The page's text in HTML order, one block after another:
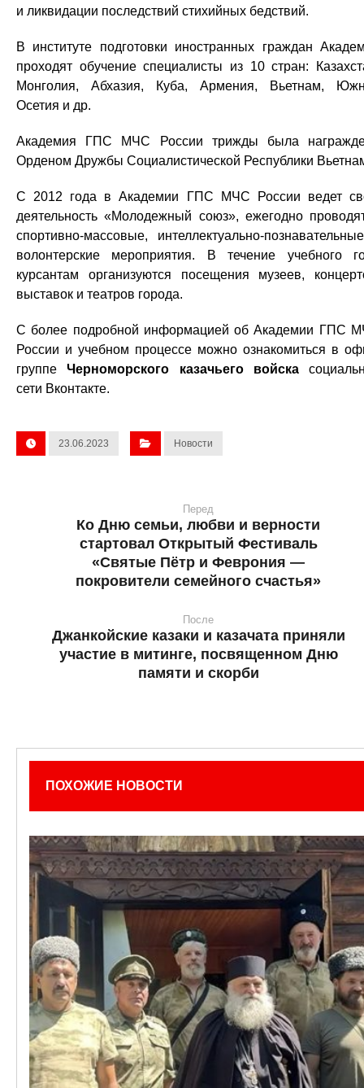
и ликвидации последствий стихийных бедствий.
В институте подготовки иностранных граждан
проходят обучение специалисты из 10 стран:
Монголия, Абхазия, Куба, Армения, Вьетнам,
Осетия и др.
Академия ГПС МЧС России трижды была
Орденом Дружбы Социалистической Республики
С 2012 года в Академии ГПС МЧС России ведет
деятельность «Молодежный союз», ежегодно
спортивно-массовые, интеллектуально-
волонтерские мероприятия. В течение учебного
курсантам организуются посещения музеев,
выставок и театров города.
С более подробной информацией об Академии ГПС
России и учебном процессе можно ознакомиться в
группеЧерноморского казачьего войска
сети Вконтакте.
23.06.2023 Новости
Перед
Ко Дню семьи, любви и верности
стартовал Открытый Фестиваль
«Святые Пётр и Феврония —
покровители семейного счастья»
После
Джанкойские казаки и казачата приняли
участие в митинге, посвященном Дню
памяти и скорби
ПОХОЖИЕ НОВОСТИ